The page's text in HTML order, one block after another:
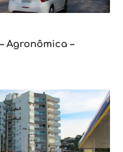
Agronômica –